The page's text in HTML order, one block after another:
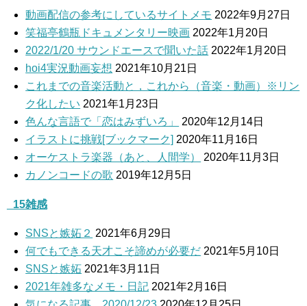
動画配信の参考にしているサイトメモ 2022年9月27日
笑福亭鶴瓶ドキュメンタリー映画 2022年1月20日
2022/1/20 サウンドエースで聞いた話 2022年1月20日
hoi4実況動画妄想 2021年10月21日
これまでの音楽活動と，これから（音楽・動画）※リン
ク化したい 2021年1月23日
色んな言語で「恋はみずいろ」
2020年12月14日
イラストに挑戦[ブックマーク] 2020年11月16日
オーケストラ楽器（あと、人間学）
2020年11月3日
カノンコードの歌 2019年12月5日
_15雑感
SNSと嫉妬２ 2021年6月29日
何でもできる天才こそ諦めが必要だ 2021年5月10日
SNSと嫉妬 2021年3月11日
2021年雑多なメモ・日記 2021年2月16日